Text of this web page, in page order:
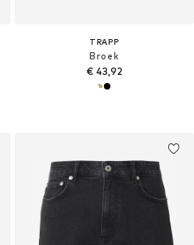
TRAPP
Broek
€ 43,92